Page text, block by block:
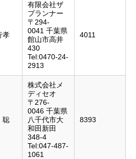
孝
有限会社ザ
プランナー
〒294-
0041 千葉県
館山市高井
430
Tel:0470-24-
2913
4011
聡
株式会社メ
ディセオ
〒276-
0046 千葉県
八千代市大
和田新田
348-4
Tel:047-487-
1061
8393